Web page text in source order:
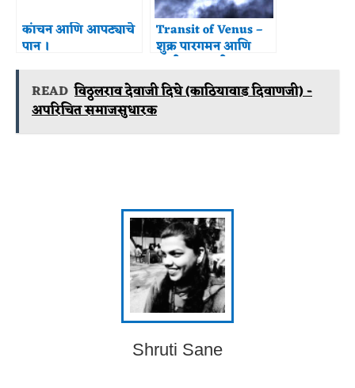
कांचन आणि आपट्याचे
पान ।
Transit of Venus –
शुक्र पारगमन आणि
काही आठवणी
READ विठ्ठलराव देवाजी दिघे (काठियावाड दिवाणजी) -
अपरिचित समाजसुधारक
Shruti Sane